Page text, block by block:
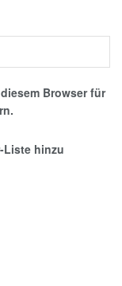
Browser für
Liste hinzu